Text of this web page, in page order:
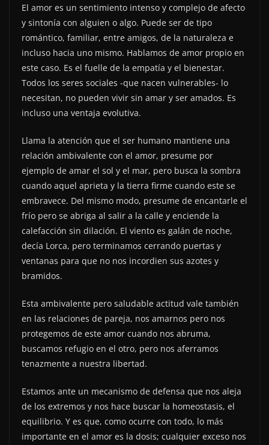
El amor es un sentimiento intenso y complejo de afecto
y sintonía con alguien o algo. Puede ser de tipo
romántico, familiar, entre amigos, de la naturaleza e
incluso hacia uno mismo. Hablamos de amor propio en
este caso. Es el fuelle de la empatía y el bienestar.
Todos los seres sociales -que nacen vulnerables- lo
necesitan, no pueden vivir sin amar y ser amados. Es
incluso una ventaja evolutiva.
Llama la atención que el ser humano mantiene una
relación ambivalente con el amor, presume por
ejemplo de amar el sol y el mar, pero busca la sombra
cuando aquel aprieta y la tierra firme cuando este se
embravece. Del mismo modo, presume de encantarle el
frío pero se abriga al salir a la calle y enciende la
calefacción sin dilación. El viento es galán de noche,
decía Lorca, pero terminamos cerrando puertas y
ventanas para que no nos incordien sus azotes y
bramidos.
Esta ambivalente pero saludable actitud vale también
en las relaciones de pareja, nos amarnos pero nos
protegemos de este amor cuando nos abruma,
buscamos refugio en el otro, pero nos aferramos
tenazmente a nuestra libertad.
Estamos ante un mecanismo de defensa que nos aleja
de los extremos y nos hace buscar la homeostasis, el
equilibrio. Y es que, como ocurre con todo, lo más
importante en el amor es la dosis; cualquier exceso nos